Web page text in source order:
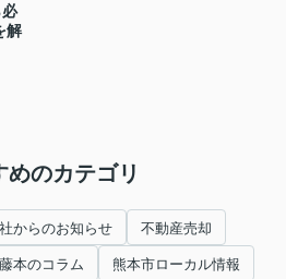
解
めのカテゴリ
からのお知らせ 不動産売却
藤本のコラム 熊本市ローカル情報